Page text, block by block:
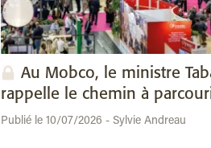
Au Mobco, le ministre
rappelle le chemin à
Publié le 10/07/2026 - Sylvie Andreau